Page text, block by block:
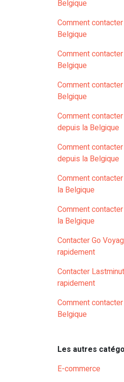
Belgique
Comment
Belgique
Comment
Belgique
Comment
Belgique
Comment
depuis la Belgique
Comment
depuis la Belgique
Comment
la Belgique
Comment
la Belgique
Contacter Go
rapidement
Contacter
rapidement
Comment
Belgique
Les autres
E-commerce